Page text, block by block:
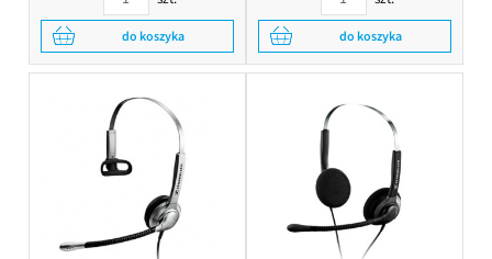
do koszyka do koszyka